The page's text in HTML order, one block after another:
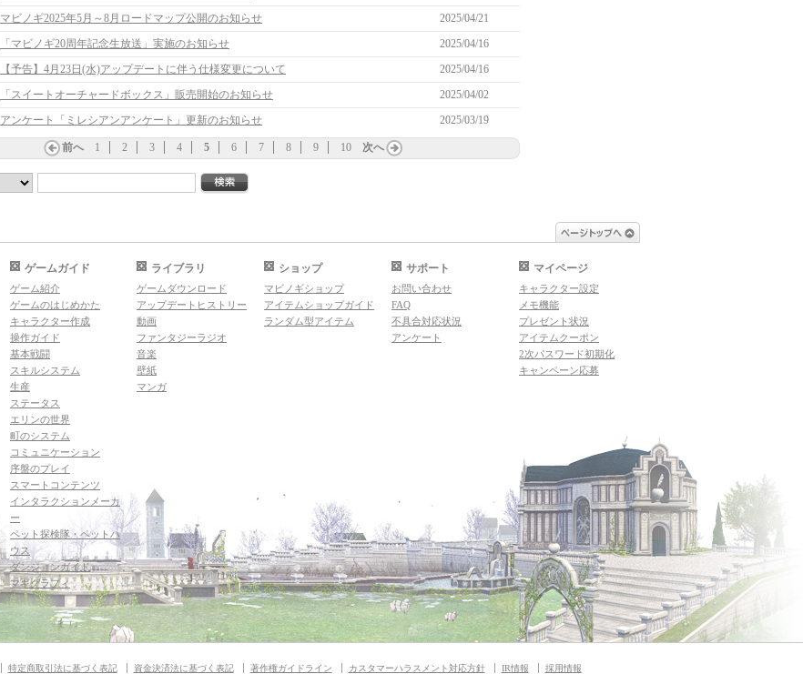
マビノギ2025年5月～8月ロードマップ公開のお知らせ
2025/04/21
「マビノギ20周年記念生放送」実施のお知らせ
2025/04/16
【予告】4月23日(水)アップデートに伴う仕様変更について
2025/04/16
「スイートオーチャードボックス」販売開始のお知らせ
2025/04/02
アンケート「ミレシアンアンケート」更新のお知らせ
2025/03/19
前へ 1 2 3 4 5 6 7 8 9 10 次へ
ゲームガイド
ゲーム紹介
ゲームのはじめかた
キャラクター作成
操作ガイド
基本戦闘
スキルシステム
生産
ステータス
エリンの世界
町のシステム
コミュニケーション
序盤のプレイ
スマートコンテンツ
インタラクションメーカ
ー
ペット探検隊・ペットハ
ウス
ダンジョンガイド
マギグラフィ
ライブラリ
ゲームダウンロード
アップデートヒストリー
動画
ファンタジーラジオ
音楽
壁紙
マンガ
ショップ
マビノギショップ
アイテムショップガイド
ランダム型アイテム
サポート
お問い合わせ
FAQ
不具合対応状況
アンケート
マイページ
キャラクター設定
メモ機能
プレゼント状況
アイテムクーポン
2次パスワード初期化
キャンペーン応募
特定商取引法に基づく表記 資金決済法に基づく表記 著作権ガイドライン カスタマーハラスメント対応方針 IR情報 採用情報